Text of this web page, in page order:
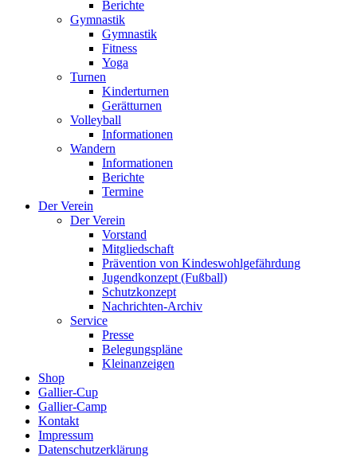
Berichte
Gymnastik
Gymnastik
Fitness
Yoga
Turnen
Kinderturnen
Gerätturnen
Volleyball
Informationen
Wandern
Informationen
Berichte
Termine
Der Verein
Der Verein
Vorstand
Mitgliedschaft
Prävention von Kindeswohlgefährdung
Jugendkonzept (Fußball)
Schutzkonzept
Nachrichten-Archiv
Service
Presse
Belegungspläne
Kleinanzeigen
Shop
Gallier-Cup
Gallier-Camp
Kontakt
Impressum
Datenschutzerklärung